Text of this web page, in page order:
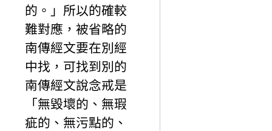
的。」所以的確較
難對應，被省略的
南傳經文要在別經
中找，可找到別的
南傳經文說念戒是
「無毀壞的、無瑕
疵的、無污點的、